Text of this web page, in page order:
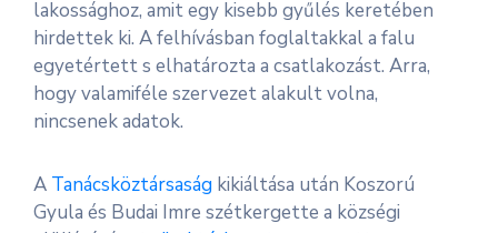
lakossághoz, amit egy kisebb gyűlés keretében
hirdettek ki. A felhívásban foglaltakkal a falu
egyetértett s elhatározta a csatlakozást. Arra,
hogy valamiféle szervezet alakult volna,
nincsenek adatok.
A Tanácsköztársaság kikiáltása után Koszorú
Gyula és Budai Imre szétkergette a községi